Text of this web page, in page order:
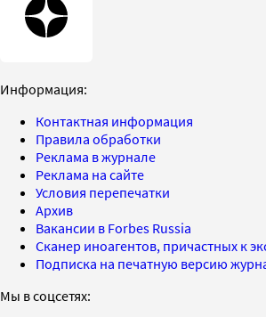
Информация:
Контактная информация
Правила обработки
Реклама в журнале
Реклама на сайте
Условия перепечатки
Архив
Вакансии в Forbes Russia
Сканер иноагентов, причастных к
Подписка на печатную версию
Мы в соцсетях: